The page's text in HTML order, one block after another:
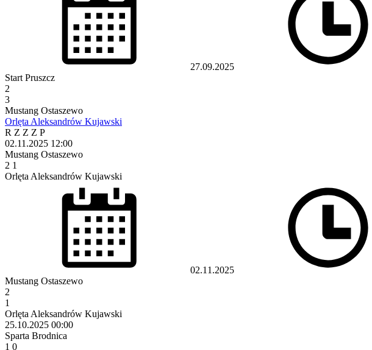
27.09.2025
Start Pruszcz
2
3
Mustang Ostaszewo
Orlęta Aleksandrów Kujawski
R Z Z Z P
02.11.2025 12:00
Mustang Ostaszewo
2 1
Orlęta Aleksandrów Kujawski
02.11.2025
Mustang Ostaszewo
2
1
Orlęta Aleksandrów Kujawski
25.10.2025 00:00
Sparta Brodnica
1 0